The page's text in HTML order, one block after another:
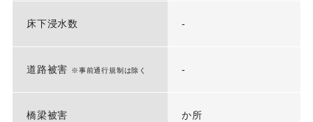
床下浸水数 -
道路被害 ※事前通行規制は除く -
橋梁被害 か所